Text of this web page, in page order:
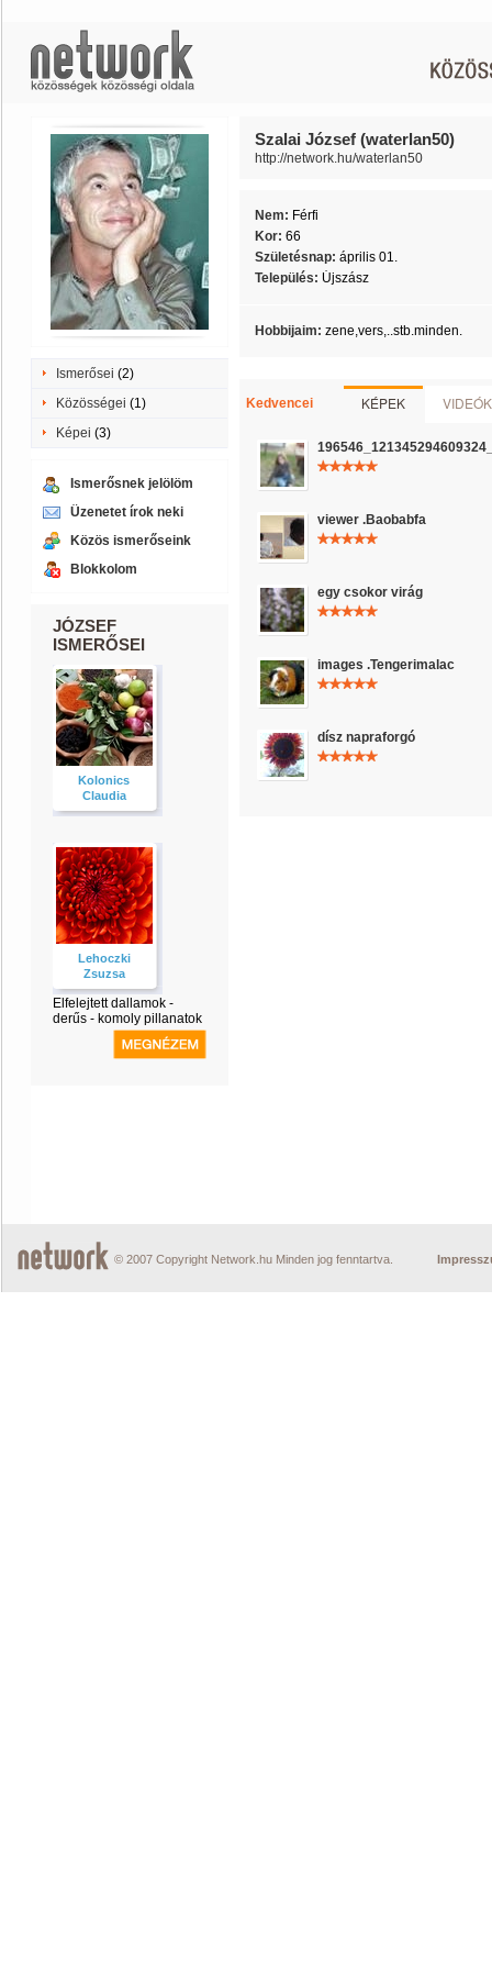
Ismerősei (2)
Közösségei (1)
Képei (3)
Ismerősnek jelölöm
Üzenetet írok neki
Közös ismerőseink
Blokkolom
JÓZSEF
ISMERŐSEI
Kolonics
Claudia
Lehoczki
Zsuzsa
Elfelejtett dallamok -
derűs - komoly pillanatok
Szalai József (waterlan50)
http://network.hu/waterlan50
Nem: Férfi
Kor: 66
Születésnap: április 01.
Település: Újszász
Hobbijaim: zene,vers,..stb.minden.
Kedvencei KÉPEK VIDEÓK
viewer .Baobabfa
egy csokor virág
images .Tengerimalac
dísz napraforgó
© 2007 Copyright Network.hu Minden jog fenntartva.